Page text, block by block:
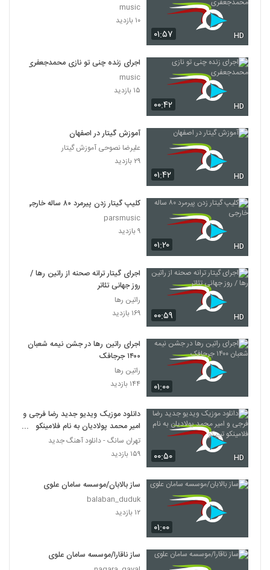
۰۱:۵۷ HD
music
۱۰ بازدید
۰۰:۴۲ HD
اجرای زنده چنی تو نازی محمدجعفری
music
۱۵ بازدید
۰۱:۴۲ HD
آموزش گیتار در اصفهان
علیرضا نصوحی آموزش گیتار
۲۹ بازدید
۰۱:۲۰ HD
کلیپ گیتار زدن پیرمرد ۸۰ ساله خارجی
parsmusic
۹ بازدید
۰۰:۵۹ HD
اجرای گیتار ترانه صحنه از راتین رها /
روز جهانی تئاتر
راتین رها
۱۶۹ بازدید
۰۱:۰۰
اجرای راتین رها در جشن نیمه شعبان
۱۴۰۰ جرجافک
راتین رها
۱۴۴ بازدید
۰۰:۵۰ HD
دانلود موزیک ویدیو جدید رضا فرجی و
امیر محمد پولادیان به نام فلامینکو
تیپیکو
تهران سانگ - دانلود آهنگ جدید
۱۵۹ بازدید
۰۱:۰۰
ساز بالابان/موسسه سامان علوی
balaban_duduk
۱۲ بازدید
ساز ناقارا/موسسه سامان علوی